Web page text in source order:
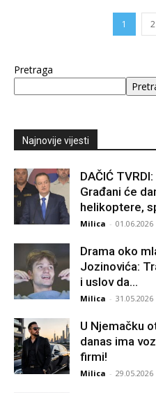
1 2
Pretraga
Najnovije vijesti
DAČIĆ
Građani će
helikoptere,
Milica - 01.06.2026
Drama oko
Jozinovića:
i uslov da...
Milica - 31.05.2026
U Njemačku
danas ima
firmi!
Milica - 29.05.2026